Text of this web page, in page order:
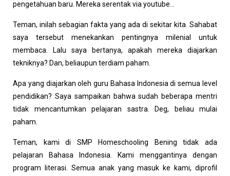
pengetahuan baru. Mereka serentak via youtube…
Teman, inilah sebagian fakta yang ada di sekitar kita. Sahabat
saya tersebut menekankan pentingnya milenial untuk
membaca. Lalu saya bertanya, apakah mereka diajarkan
tekniknya? Dan, beliaupun terdiam paham.
Apa yang diajarkan oleh guru Bahasa Indonesia di semua level
pendidikan? Saya sampaikan bahwa sudah beberapa mentri
tidak mencantumkan pelajaran sastra. Deg, beliau mulai
paham.
Teman, kami di SMP Homeschooling Bening tidak ada
pelajaran Bahasa Indonesia. Kami menggantinya dengan
program literasi. Semua anak yang masuk ke kami, diprofil